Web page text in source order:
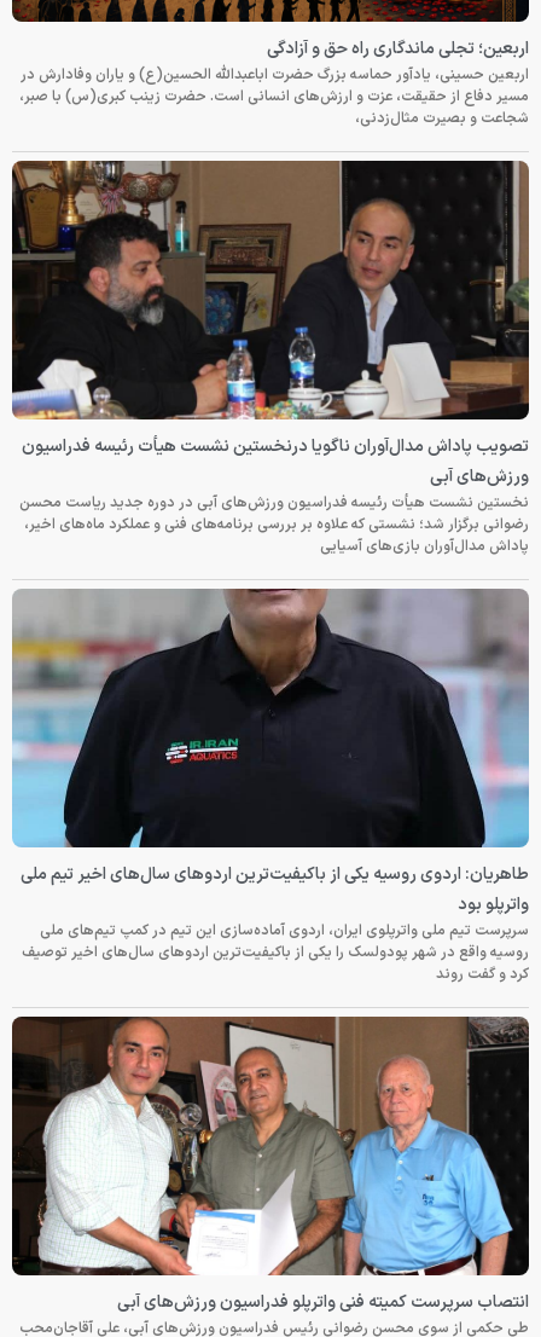
اربعین؛ تجلی ماندگاری راه حق و آزادگی
اربعین حسینی، یادآور حماسه بزرگ حضرت اباعبدالله الحسین(ع) و یاران وفادارش در
مسیر دفاع از حقیقت، عزت و ارزش‌های انسانی است. حضرت زینب کبری(س) با صبر،
شجاعت و بصیرت مثال‌زدنی،
تصویب پاداش مدال‌آوران ناگویا درنخستین نشست هیأت رئیسه فدراسیون
ورزش‌های آبی
نخستین نشست هیأت رئیسه فدراسیون ورزش‌های آبی در دوره جدید ریاست محسن
رضوانی برگزار شد؛ نشستی که علاوه بر بررسی برنامه‌های فنی و عملکرد ماه‌های اخیر،
پاداش مدال‌آوران بازی‌های آسیایی
طاهریان: اردوی روسیه یکی از باکیفیت‌ترین اردوهای سال‌های اخیر تیم ملی
واترپلو بود
سرپرست تیم ملی واترپلوی ایران، اردوی آماده‌سازی این تیم در کمپ تیم‌های ملی
روسیه واقع در شهر پودولسک را یکی از باکیفیت‌ترین اردوهای سال‌های اخیر توصیف
کرد و گفت روند
انتصاب سرپرست کمیته فنی واترپلو فدراسیون ورزش‌های آبی
طی حکمی از سوی محسن رضوانی رئیس فدراسیون ورزش‌های آبی، علی آقاجان‌محب